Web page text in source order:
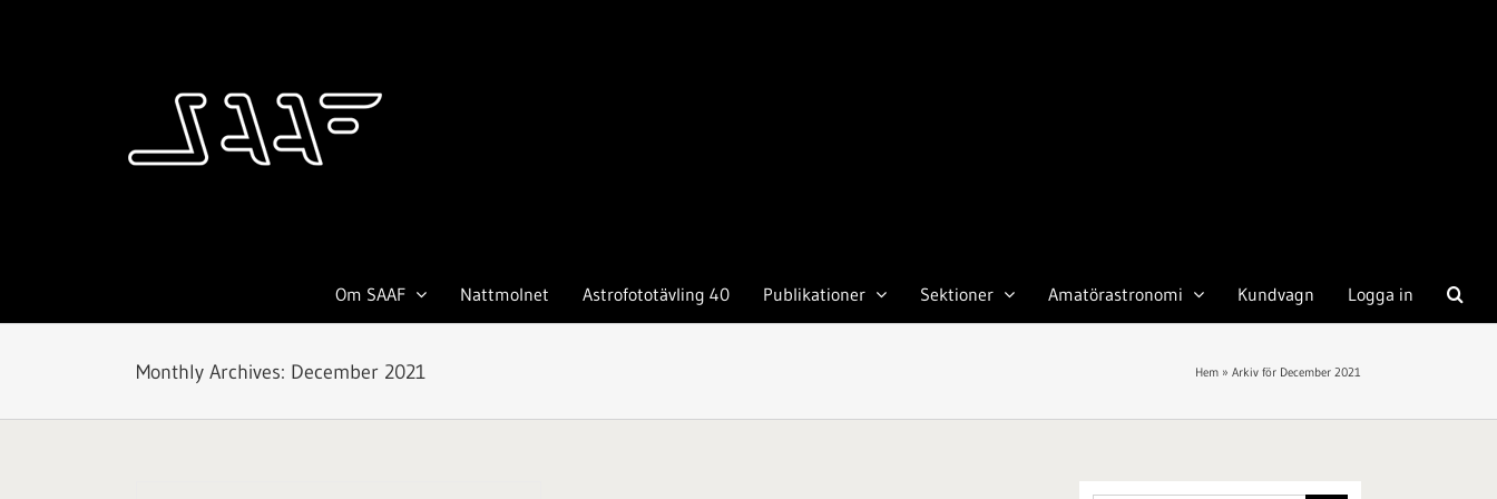
Om SAAF Nattmolnet Astrofototävling 40 Publikationer Sektioner Amatörastronomi Kundvagn Logga in
Monthly Archives: December 2021 Hem » Arkiv för December 2021